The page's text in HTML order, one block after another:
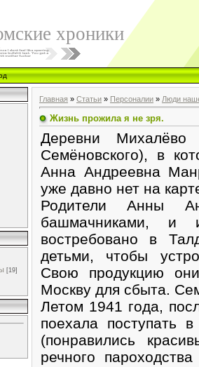
хроники
[19]
Главная » Статьи » Персоналии » Люди
Жизнь прожила я не зря.
Деревни
Семёновского), в
Анна Андреевна
уже давно нет на
Родители Анны
башмачниками, и
востребовано в
детьми, чтобы
Свою продукцию
Москву для сбыта.
Летом 1941 года,
поехала поступать
(понравились
речного